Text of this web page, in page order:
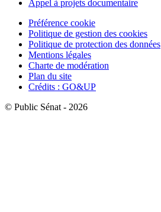
Appel à projets documentaire
Préférence cookie
Politique de gestion des cookies
Politique de protection des données
Mentions légales
Charte de modération
Plan du site
Crédits : GO&UP
© Public Sénat - 2026